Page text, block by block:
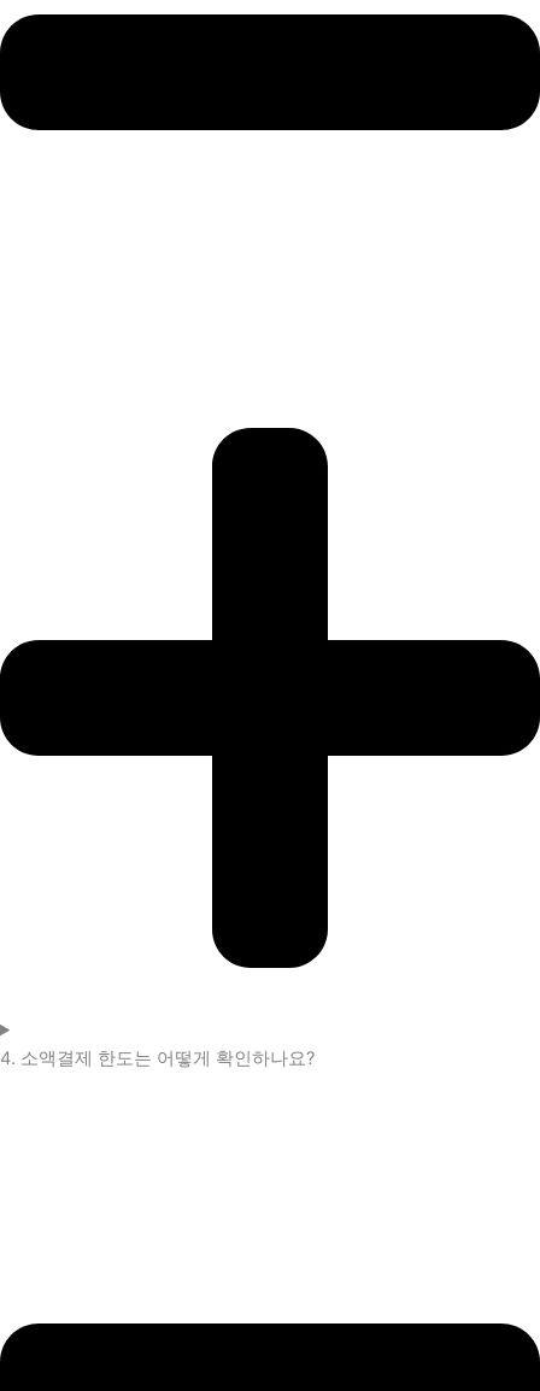
4. 소액결제 한도는 어떻게 확인하나요?